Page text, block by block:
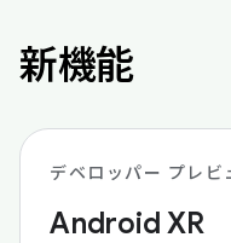
新機能
デベロッパー プレビ
Android XR